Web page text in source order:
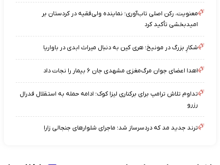
معنویت، رکن اصلی تاب‌آوری؛ نماینده ولی‌فقیه در کردستان بر
امیدبخشی تأکید کرد
شکارِ بزرگ در مونیخ؛ هری کین به دنبال میراث ابدی در باواریا
اهدا اعضای جوان مرگ‌مغزی مشهدی جان ۶ بیمار را نجات داد
تداوم تلاش ترامپ برای برکناری لیزا کوک؛ ادامه حمله به استقلال فدرال
رزرو
ترند جدید مد که دردسرساز شد؛ ماجرای شلوارهای جنجالی زارا